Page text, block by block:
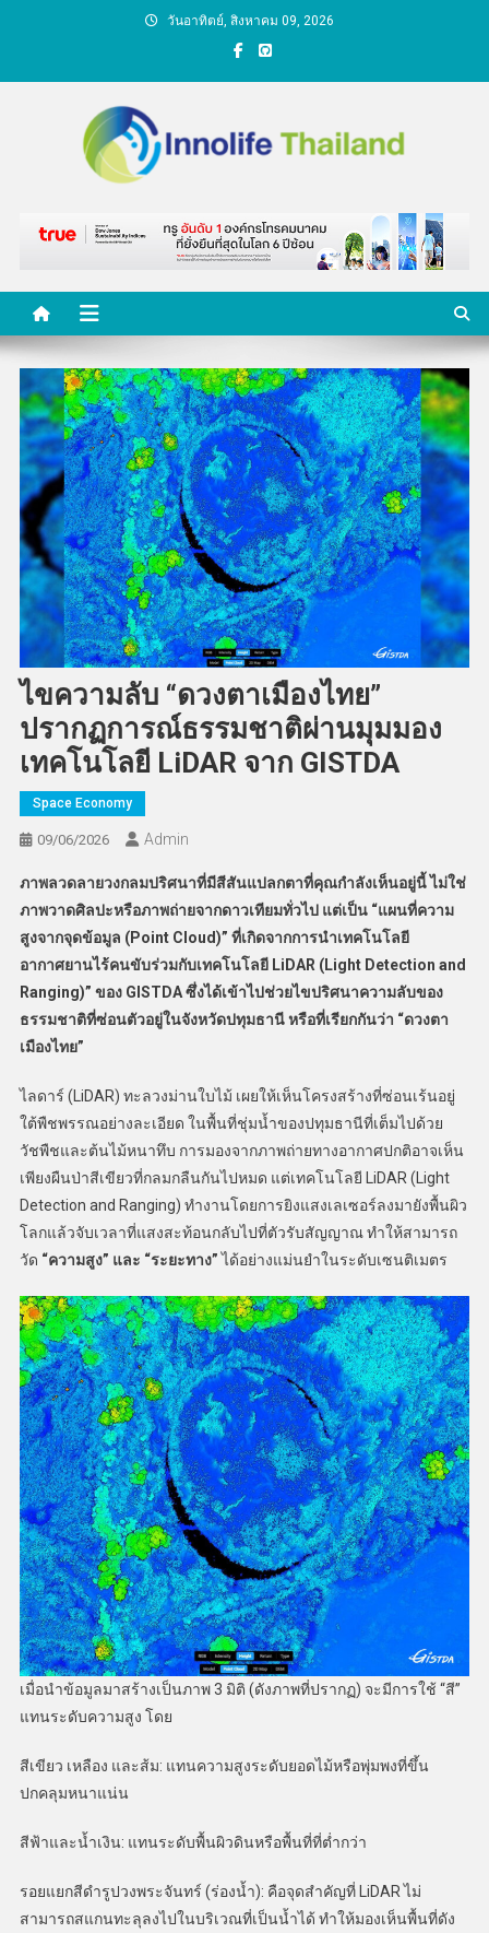
วันอาทิตย์, สิงหาคม 09, 2026
คนกับความคิด ชีวิตกับ
นวัตกรรม
ไขความลับ “ดวงตาเมืองไทย”
ปรากฏการณ์ธรรมชาติผ่านมุมมอง
เทคโนโลยี LiDAR จาก GISTDA
Space Economy
09/06/2026 Admin
ภาพลวดลายวงกลมปริศนาที่มีสีสันแปลกตาที่คุณกำลังเห็นอยู่นี้ ไม่ใช่
ภาพวาดศิลปะหรือภาพถ่ายจากดาวเทียมทั่วไป แต่เป็น “แผนที่ความ
สูงจากจุดข้อมูล (Point Cloud)” ที่เกิดจากการนำเทคโนโลยี
อากาศยานไร้คนขับร่วมกับเทคโนโลยี LiDAR (Light Detection and
Ranging)” ของ GISTDA ซึ่งได้เข้าไปช่วยไขปริศนาความลับของ
ธรรมชาติที่ซ่อนตัวอยู่ในจังหวัดปทุมธานี หรือที่เรียกกันว่า “ดวงตา
เมืองไทย”
ไลดาร์ (LiDAR) ทะลวงม่านใบไม้ เผยให้เห็นโครงสร้างที่ซ่อนเร้นอยู่
ใต้พืชพรรณอย่างละเอียด ในพื้นที่ชุ่มน้ำของปทุมธานีที่เต็มไปด้วย
วัชพืชและต้นไม้หนาทึบ การมองจากภาพถ่ายทางอากาศปกติอาจเห็น
เพียงผืนป่าสีเขียวที่กลมกลืนกันไปหมด แต่เทคโนโลยี LiDAR (Light
Detection and Ranging) ทำงานโดยการยิงแสงเลเซอร์ลงมายังพื้นผิว
โลกแล้วจับเวลาที่แสงสะท้อนกลับไปที่ตัวรับสัญญาณ ทำให้สามารถ
วัด “ความสูง” และ “ระยะทาง”ได้อย่างแม่นยำในระดับเซนติเมตร
เมื่อนำข้อมูลมาสร้างเป็นภาพ 3 มิติ (ดังภาพที่ปรากฏ) จะมีการใช้ “สี”
แทนระดับความสูง โดย
สีเขียว เหลือง และส้ม: แทนความสูงระดับยอดไม้หรือพุ่มพงที่ขึ้น
ปกคลุมหนาแน่น
สีฟ้าและน้ำเงิน: แทนระดับพื้นผิวดินหรือพื้นที่ที่ต่ำกว่า
รอยแยกสีดำรูปวงพระจันทร์ (ร่องน้ำ): คือจุดสำคัญที่ LiDAR ไม่
สามารถสแกนทะลุลงไปในบริเวณที่เป็นน้ำได้ ทำให้มองเห็นพื้นที่ดัง